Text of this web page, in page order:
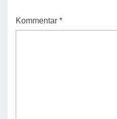
Kommentar *